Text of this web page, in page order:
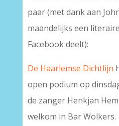
paar (met dank aan
maandelijks een
Facebook deelt):
De Haarlemse Dichtlijn
open podium op
de zanger Henkjan
welkom in Bar Wolkers.